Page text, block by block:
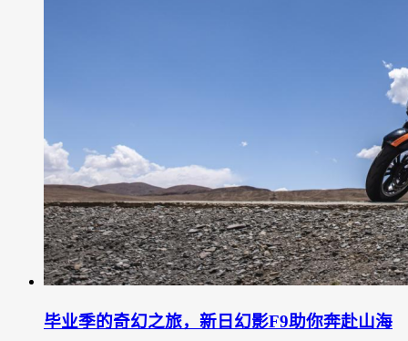
毕业季的奇幻之旅，新日幻影F9助你奔赴山海